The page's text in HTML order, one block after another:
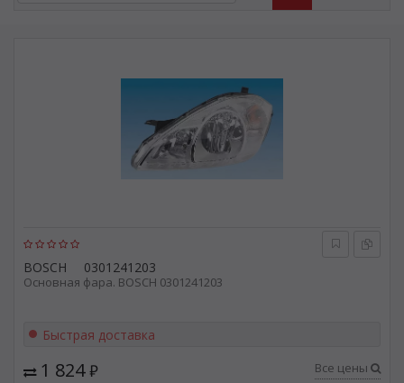
BOSCH 0301241203
Основная фара. BOSCH 0301241203
Быстрая доставка
1 824₽ Все цены